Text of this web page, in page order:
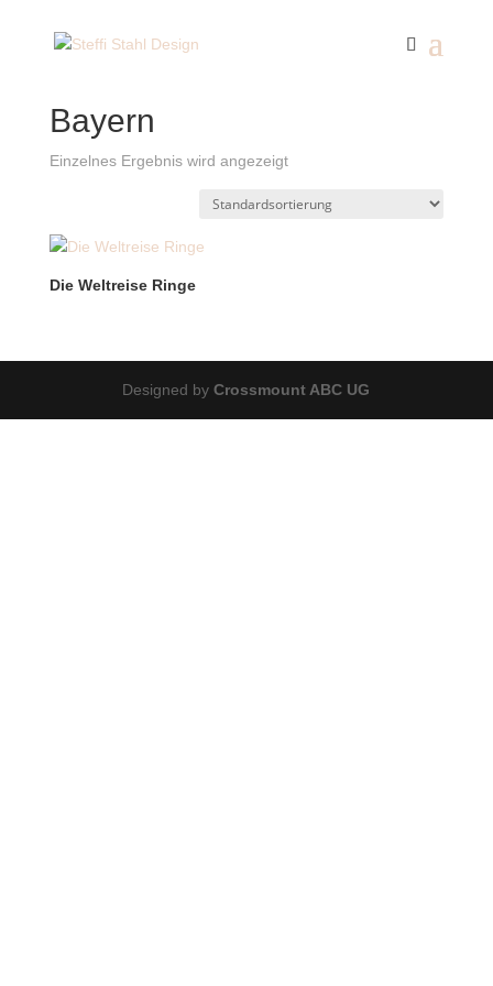
Bayern
Einzelnes Ergebnis wird angezeigt
Die Weltreise Ringe
Designed byCrossmount ABC UG